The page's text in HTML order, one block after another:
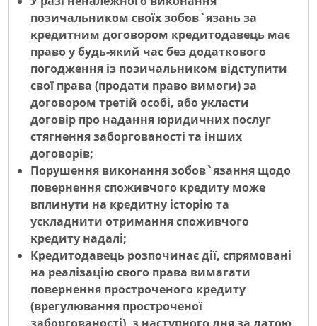
позичальником своїх зобов`язань за
кредитним договором кредитодавець має
право у будь-який час без додаткового
погодження із позичальником відступити
свої права (продати право вимоги) за
договором третій особі, або укласти
договір про надання юридичних послуг
стягнення заборгованості та інших
договорів;
Порушення виконання зобов`язання щодо
повернення споживчого кредиту може
вплинути на кредитну історію та
ускладнити отримання споживчого
кредиту надалі;
Кредитодавець розпочинає дії, спрямовані
на реалізацію свого права вимагати
повернення простроченого кредиту
(врегулювання простроченої